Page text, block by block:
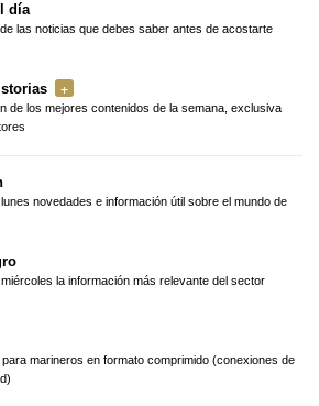
día
las noticias que debes saber antes de acostarte
de los mejores contenidos de la semana, exclusiva
novedades e información útil sobre el mundo de
la información más relevante del sector
marineros en formato comprimido (conexiones de